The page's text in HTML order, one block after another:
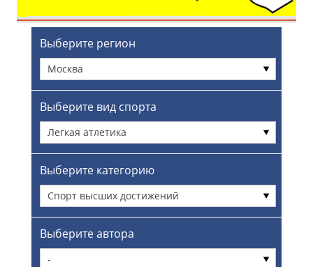
Выберите регион
Москва
Выберите вид спорта
Легкая атлетика
Выберите категорию
Спорт высших достижений
Выберите автора
-